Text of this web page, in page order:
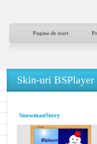
Pagina de start
Skin-uri BSPlayer
SnowmanStory